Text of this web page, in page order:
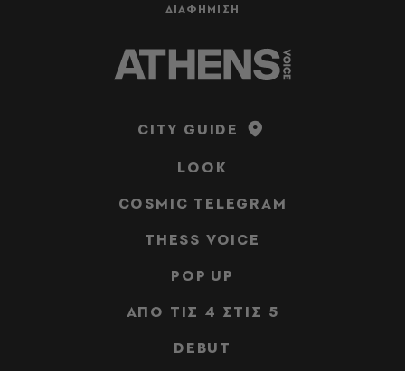
ΔΙΑΦΗΜΙΣΗ
CITY GUIDE
LOOK
COSMIC TELEGRAM
THESS VOICE
POP UP
ΑΠΟ ΤΙΣ 4 ΣΤΙΣ 5
DEBUT